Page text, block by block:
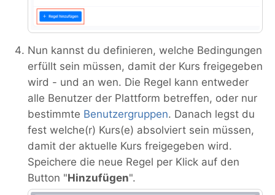
Nun kannst du definieren, welche Bedingungen
erfüllt sein müssen, damit der Kurs freigegeben
wird - und an wen. Die Regel kann entweder
alle Benutzer der Plattform betreffen, oder nur
bestimmte Benutzergruppen. Danach legst du
fest welche(r) Kurs(e) absolviert sein müssen,
damit der aktuelle Kurs freigegeben wird.
Speichere die neue Regel per Klick auf den
Button "Hinzufügen".